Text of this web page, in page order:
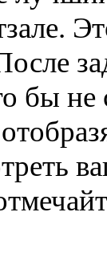
бы не